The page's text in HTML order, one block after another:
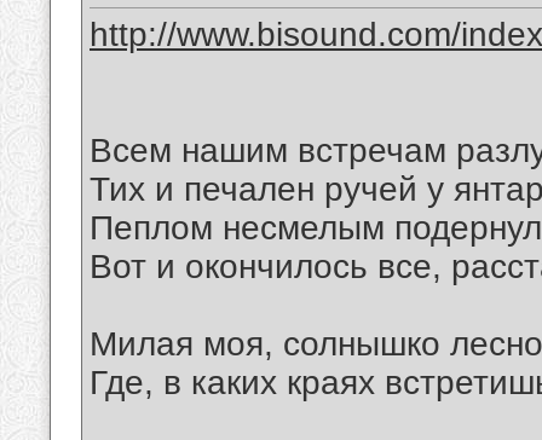
http://www.bisound.com/
Всем нашим встречам
Тих и печален ручей у
Пеплом несмелым
Вот и окончилось все,
Милая моя, солнышко
Где, в каких краях